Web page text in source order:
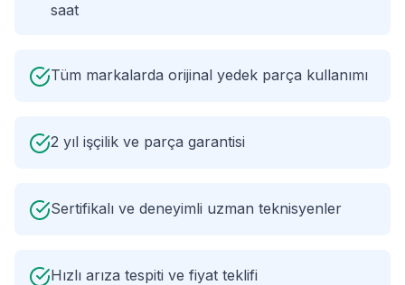
saat
Tüm markalarda orijinal yedek parça kullanımı
2 yıl işçilik ve parça garantisi
Sertifikalı ve deneyimli uzman teknisyenler
Hızlı arıza tespiti ve fiyat teklifi